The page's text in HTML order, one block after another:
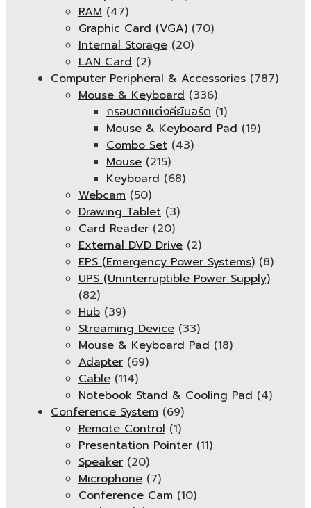
RAM (47)
Graphic Card (VGA) (70)
Internal Storage (20)
LAN Card (2)
Computer Peripheral & Accessories (787)
Mouse & Keyboard (336)
กรอบตกแต่งคีย์บอร์ด (1)
Mouse & Keyboard Pad (19)
Combo Set (43)
Mouse (215)
Keyboard (68)
Webcam (50)
Drawing Tablet (3)
Card Reader (20)
External DVD Drive (2)
EPS (Emergency Power Systems) (8)
UPS (Uninterruptible Power Supply)
(82)
Hub (39)
Streaming Device (33)
Mouse & Keyboard Pad (18)
Adapter (69)
Cable (114)
Notebook Stand & Cooling Pad (4)
Conference System (69)
Remote Control (1)
Presentation Pointer (11)
Speaker (20)
Microphone (7)
Conference Cam (10)